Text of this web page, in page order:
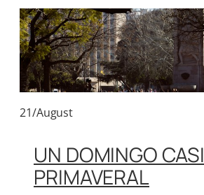
21/August
UN DOMINGO CASI
PRIMAVERAL